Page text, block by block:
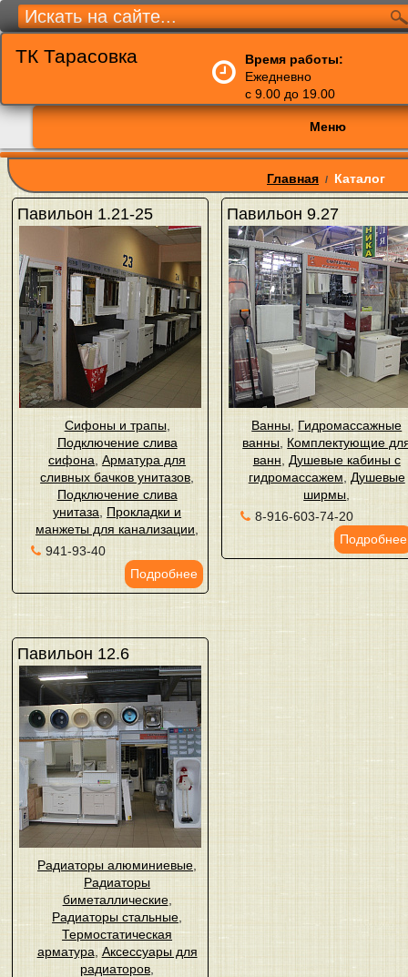
ТК Тарасовка
Время работы:
Ежедневно
с 9.00 до 19.00
Меню
Главная / Каталог
Павильон 1.21-25
Сифоны и трапы,
Подключение слива
сифона ,Арматура для
сливных бачков унитазов
Подключение слива
унитаза
Прокладки и
манжеты для канализации
941-93-40
Подробнее
Павильон 9.27
Ванны Гидромассажные
ванны Комплектующие
ванн Душевые кабины с
гидромассажем
Душевые
ширмы
8-916-603-74-20
Подробнее
Павильон 12.6
Радиаторы алюминиевые
Радиаторы
биметаллические,
Радиаторы стальные
Термостатическая
арматура Аксессуары для
радиаторов